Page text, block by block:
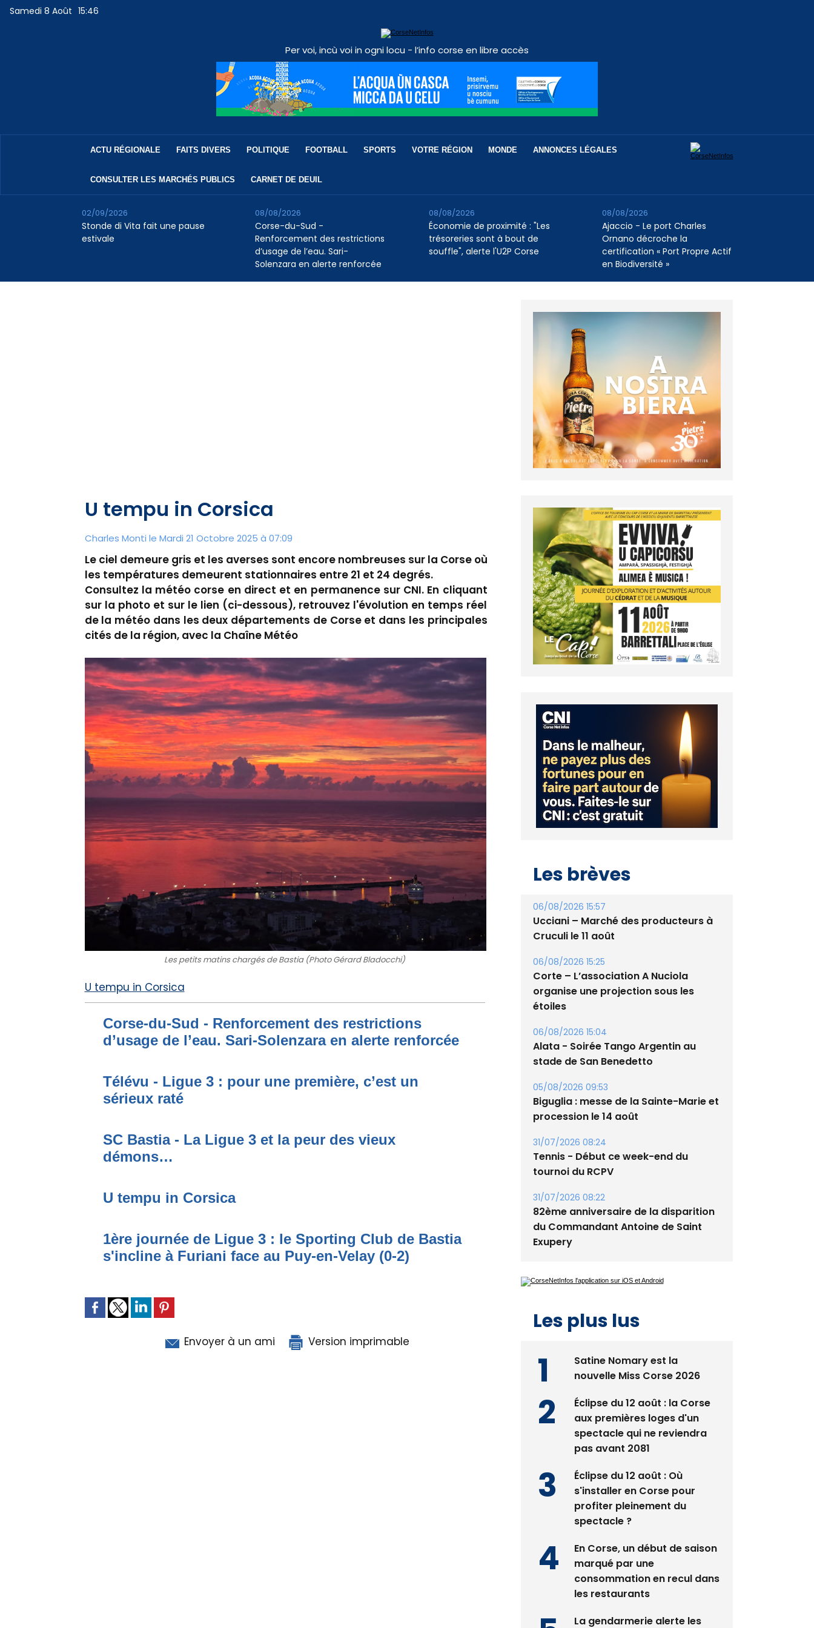
Samedi 8 Août 15:46
Per voi, incù voi in ogni locu - l’info corse en libre accès
ACTU RÉGIONALE FAITS DIVERS POLITIQUE FOOTBALL SPORTS VOTRE RÉGION MONDE ANNONCES LÉGALES
CONSULTER LES MARCHÉS PUBLICS CARNET DE DEUIL
Stonde di Vita fait une pause
estivale
02/09/2026
Corse-du-Sud -
Renforcement des restrictions
d’usage de l’eau. Sari-
Solenzara en alerte renforcée
08/08/2026
Économie de proximité : "Les
trésoreries sont à bout de
souffle", alerte l'U2P Corse
08/08/2026
Ajaccio - Le port Charles
Ornano décroche la
certification « Port Propre Actif
en Biodiversité »
08/08/2026
U tempu in Corsica
Charles Monti le Mardi 21 Octobre 2025 à 07:09
Le ciel demeure gris et les averses sont encore nombreuses sur la Corse où
les températures demeurent stationnaires entre 21 et 24 degrés.
Consultez la météo corse en direct et en permanence sur CNI. En cliquant
sur la photo et sur le lien (ci-dessous), retrouvez l'évolution en temps réel
de la météo dans les deux départements de Corse et dans les principales
cités de la région, avec la Chaîne Météo
Les petits matins chargés de Bastia (Photo Gérard Bladocchi)
U tempu in Corsica
Corse-du-Sud - Renforcement des restrictions
d’usage de l’eau. Sari-Solenzara en alerte renforcée
Télévu - Ligue 3 : pour une première, c’est un
sérieux raté
SC Bastia - La Ligue 3 et la peur des vieux
démons…
U tempu in Corsica
1ère journée de Ligue 3 : le Sporting Club de Bastia
s'incline à Furiani face au Puy-en-Velay (0-2)
Envoyer à un ami Version imprimable
Les brèves
06/08/2026 15:57
Ucciani – Marché des producteurs à
Cruculi le 11 août
06/08/2026 15:25
Corte – L’association A Nuciola
organise une projection sous les
étoiles
06/08/2026 15:04
Alata - Soirée Tango Argentin au
stade de San Benedetto
05/08/2026 09:53
Biguglia : messe de la Sainte-Marie et
procession le 14 août
31/07/2026 08:24
Tennis - Début ce week-end du
tournoi du RCPV
31/07/2026 08:22
82ème anniversaire de la disparition
du Commandant Antoine de Saint
Exupery
Les plus lus
Satine Nomary est la
nouvelle Miss Corse 2026
Éclipse du 12 août : la Corse
aux premières loges d'un
spectacle qui ne reviendra
pas avant 2081
Éclipse du 12 août : Où
s'installer en Corse pour
profiter pleinement du
spectacle ?
En Corse, un début de saison
marqué par une
consommation en recul dans
les restaurants
La gendarmerie alerte les